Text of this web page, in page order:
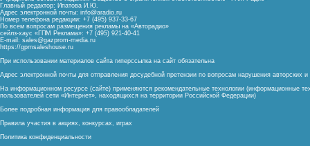
Главный редактор: Ипатова И.Ю.
Адрес электронной почты: info@aradio.ru
Номер телефона редакции: +7 (495) 937-33-67
По всем вопросам размещения рекламы на «Авторадио»
сейлз-хаус «ГПМ Реклама»: +7 (495) 921-40-41
E-mail: sales@gazprom-media.ru
https://gpmsaleshouse.ru
При использовании материалов сайта гиперссылка на сайт обязательна
Адрес электронной почты для отправления досудебной претензии по вопросам нарушения авторских
На информационном ресурсе (сайте) применяются рекомендательные технологии (информационные
пользователей сети «Интернет», находящихся на территории Российской Федерации)
Более подробная информация для правообладателей
Правила участия в акциях, конкурсах, играх
Политика конфиденциальности